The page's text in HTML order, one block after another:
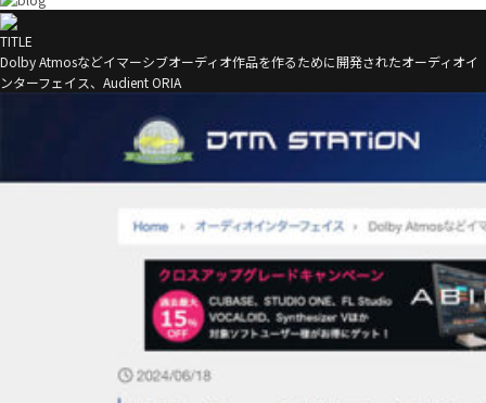
TITLE
Dolby Atmosなどイマーシブオーディオ作品を作るために開発されたオーディオイ
ンターフェイス、Audient ORIA